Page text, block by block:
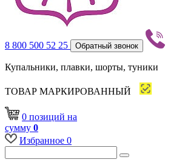
8 800 500 52 25 Обратный звонок
Купальники, плавки, шорты, туники
ТОВАР МАРКИРОВАННЫЙ
0 позиций на
сумму 0
Избранное 0